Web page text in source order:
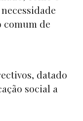
de
datado
social a